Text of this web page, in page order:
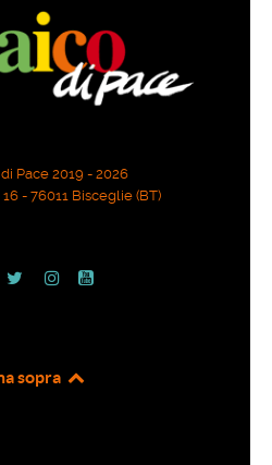
Pace 2019 - 2026
- 76011 Bisceglie (BT)
sopra